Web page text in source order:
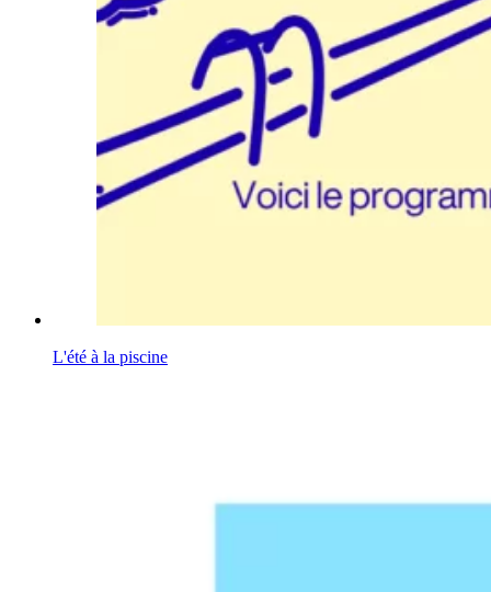
L'été à la piscine